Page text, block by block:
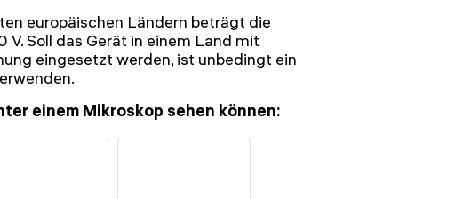
europäischen Ländern beträgt die
Soll das Gerät in einem Land mit
eingesetzt werden, ist unbedingt ein
einem Mikroskop sehen können: